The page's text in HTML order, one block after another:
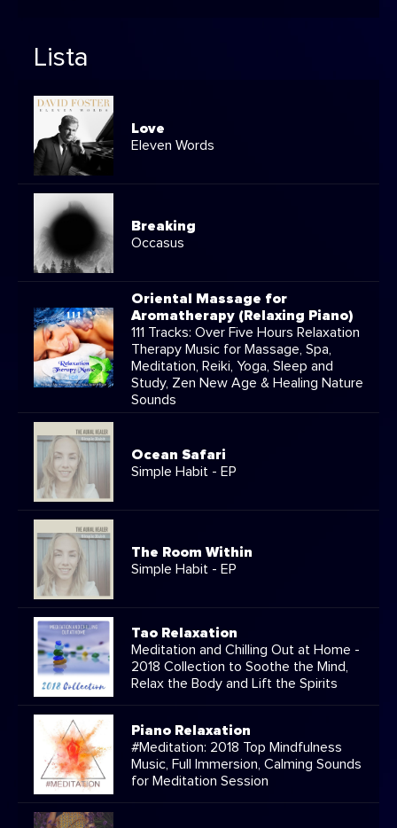
Lista
Love
Eleven Words
Breaking
Occasus
Oriental Massage for
Aromatherapy (Relaxing Piano)
111 Tracks: Over Five Hours Relaxation
Therapy Music for Massage, Spa,
Meditation, Reiki, Yoga, Sleep and
Study, Zen New Age & Healing Nature
Sounds
Ocean Safari
Simple Habit - EP
The Room Within
Simple Habit - EP
Tao Relaxation
Meditation and Chilling Out at Home -
2018 Collection to Soothe the Mind,
Relax the Body and Lift the Spirits
Piano Relaxation
#Meditation: 2018 Top Mindfulness
Music, Full Immersion, Calming Sounds
for Meditation Session